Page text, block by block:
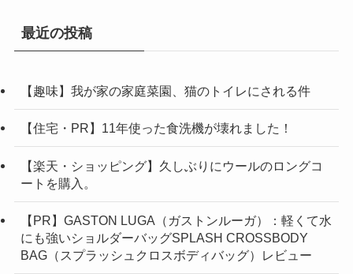
最近の投稿
【趣味】我が家の家庭菜園、猫のトイレにされる件
【住宅・PR】11年使った食洗機が壊れました！
【楽天・ショッピング】久しぶりにウールのロングコ
ートを購入。
【PR】GASTON LUGA（ガストンルーガ）：軽くて水
にも強いショルダーバッグSPLASH CROSSBODY
BAG（スプラッシュクロスボディバッグ）レビュー